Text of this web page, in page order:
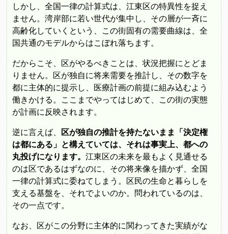
しかし、全国一律の計算式は、江東区の特異性を捉え
ません。湾岸部に若い世代が集中し、その層が一斉に
高齢化していくという、この街固有の需要曲線は、全
国共通のモデルからはこぼれ落ちます。
だからこそ、区がやるべきことは、状況把握にとどま
りません。区が独自に将来需要を推計し、その数字を
都に主体的に提示し、医療計画の前提に組み込むよう
働きかける。ここまでやってはじめて、この街の実態
が計画に反映されます。
逆に言えば、 区が独自の推計を持たないまま「決定権
は都にある」と構えていては、それは事実上、都への
丸投げになります。江東区の未来を最もよく見通せる
のは区であるはずなのに、その将来像を描かず、全国
一律の計算式に委ねてしまう。区民の生命と暮らしを
支える基盤を、それでよいのか。問われているのは、
その一点です。
なお、区がこの分野に主体的に関わってきた実績がな